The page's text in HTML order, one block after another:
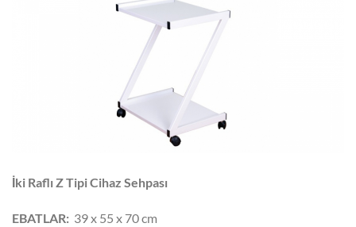
İki Raflı Z Tipi Cihaz Sehpası
EBATLAR: 39 x 55 x 70 cm